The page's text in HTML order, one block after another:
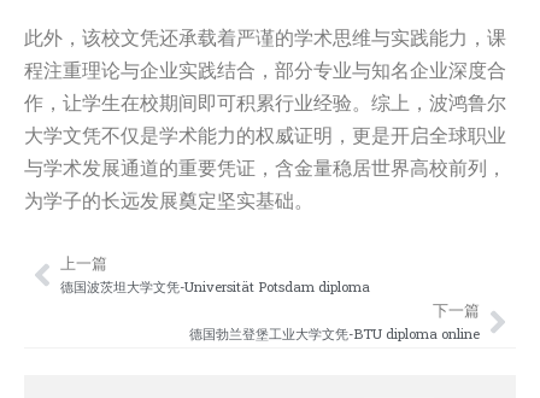
此外，该校文凭还承载着严谨的学术思维与实践能力，课
程注重理论与企业实践结合，部分专业与知名企业深度合
作，让学生在校期间即可积累行业经验。综上，波鸿鲁尔
大学文凭不仅是学术能力的权威证明，更是开启全球职业
与学术发展通道的重要凭证，含金量稳居世界高校前列，
为学子的长远发展奠定坚实基础。
Prev
上一篇
德国波茨坦大学文凭-Universität Potsdam diploma
下一篇
德国勃兰登堡工业大学文凭-BTU diploma online